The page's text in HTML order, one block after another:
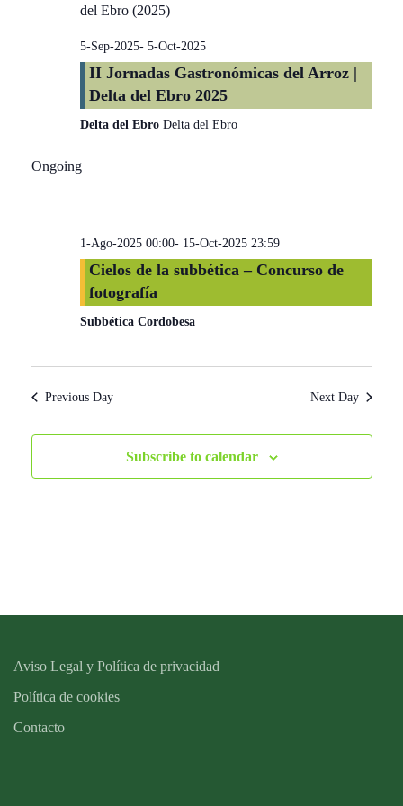
5-Sep-2025- 5-Oct-2025
II Jornadas Gastronómicas del Arroz |
Delta del Ebro 2025
Delta del Ebro Delta del Ebro
Ongoing
1-Ago-2025 00:00- 15-Oct-2025 23:59
Cielos de la subbética – Concurso de
fotografía
Subbética Cordobesa
Previous Day Next Day
Subscribe to calendar
Aviso Legal y Política de privacidad
Política de cookies
Contacto